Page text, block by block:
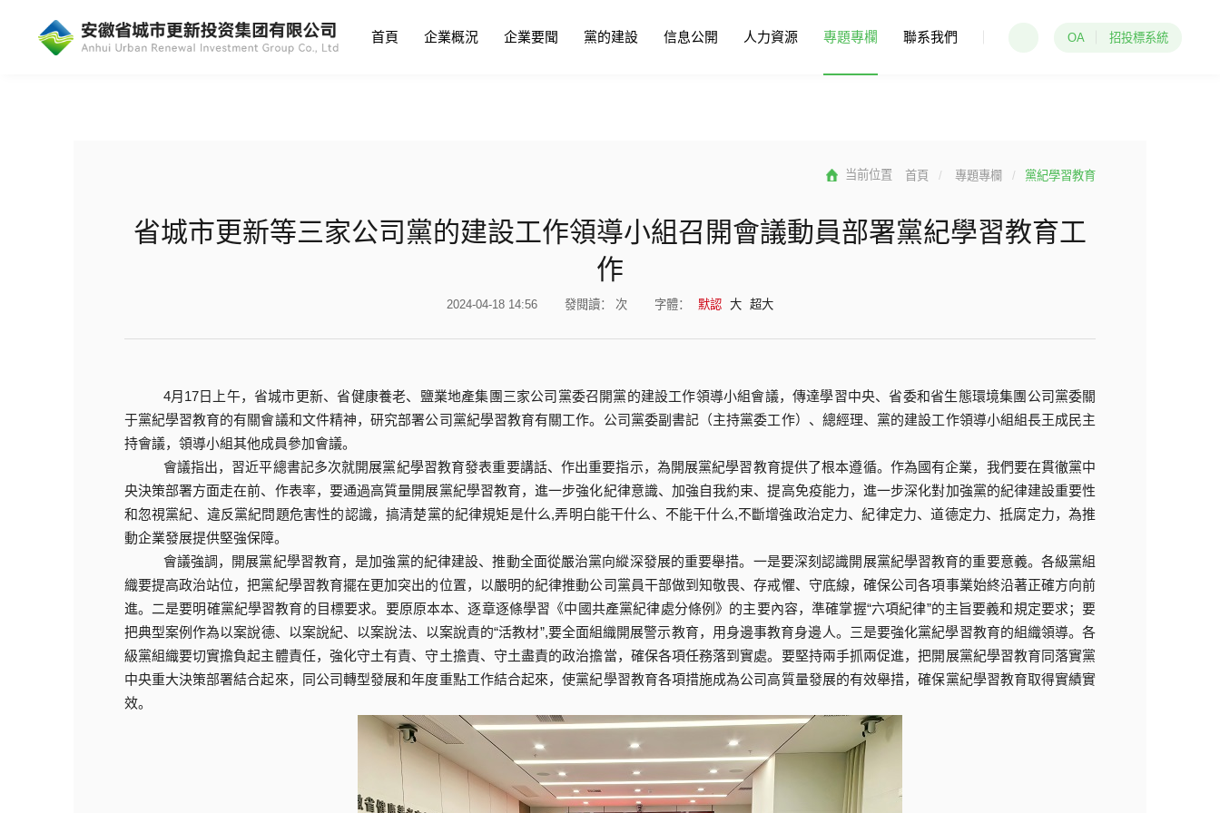
人77777蜜臀-中文综合网-中文字幕一区二区三区不卡-精品播放-爱情岛论坛自拍-不卡欧美-国产成人
自拍偷拍-色小说香蕉-超碰伊人网
首頁 企業概況 企業要聞 黨的建設 信息公開 人力資源 專題專欄 聯系我們 OA 招投標系統
首頁 專題專欄 黨紀學習教育
省城市更新等三家公司黨的建設工作領導小組召開會議動員部署黨紀學習教育工
作
2024-04-18 14:56 發閱讀： 次 字體： 默認 大 超大
4月17日上午，省城市更新、省健康養老、鹽業地產集團三家公司黨委召開黨的建設工作領導小組會議，傳達學習中央、省委和省生態環境集團公司黨委關
于黨紀學習教育的有關會議和文件精神，研究部署公司黨紀學習教育有關工作。公司黨委副書記（主持黨委工作）、總經理、黨的建設工作領導小組組長王成民主
持會議，領導小組其他成員參加會議。
會議指出，習近平總書記多次就開展黨紀學習教育發表重要講話、作出重要指示，為開展黨紀學習教育提供了根本遵循。作為國有企業，我們要在貫徹黨中
央決策部署方面走在前、作表率，要通過高質量開展黨紀學習教育，進一步強化紀律意識、加強自我約束、提高免疫能力，進一步深化對加強黨的紀律建設重要性
和忽視黨紀、違反黨紀問題危害性的認識，搞清楚黨的紀律規矩是什么,弄明白能干什么、不能干什么,不斷增強政治定力、紀律定力、道德定力、抵腐定力，為推
動企業發展提供堅強保障。
會議強調，開展黨紀學習教育，是加強黨的紀律建設、推動全面從嚴治黨向縱深發展的重要舉措。一是要深刻認識開展黨紀學習教育的重要意義。各級黨組
織要提高政治站位，把黨紀學習教育擺在更加突出的位置，以嚴明的紀律推動公司黨員干部做到知敬畏、存戒懼、守底線，確保公司各項事業始終沿著正確方向前
進。二是要明確黨紀學習教育的目標要求。要原原本本、逐章逐條學習《中國共產黨紀律處分條例》的主要內容，準確掌握“六項紀律”的主旨要義和規定要求；要
把典型案例作為以案說德、以案說紀、以案說法、以案說責的“活教材”,要全面組織開展警示教育，用身邊事教育身邊人。三是要強化黨紀學習教育的組織領導。各
級黨組織要切實擔負起主體責任，強化守土有責、守土擔責、守土盡責的政治擔當，確保各項任務落到實處。要堅持兩手抓兩促進，把開展黨紀學習教育同落實黨
中央重大決策部署結合起來，同公司轉型發展和年度重點工作結合起來，使黨紀學習教育各項措施成為公司高質量發展的有效舉措，確保黨紀學習教育取得實績實
效。